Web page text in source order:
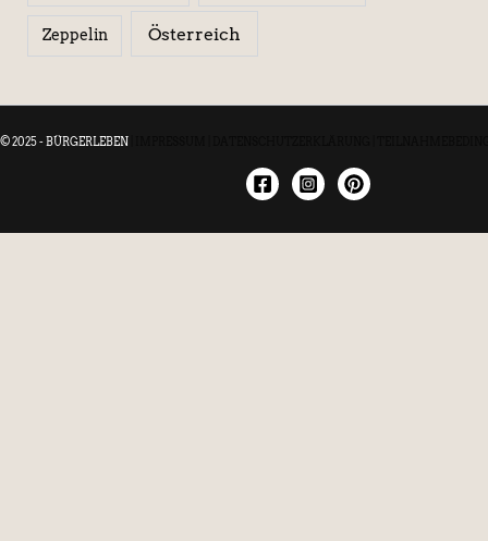
Zeppelin Österreich
© 2025 - BÜRGERLEBEN